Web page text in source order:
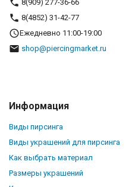
8(909) 277-36-66
8(4852) 31-42-77
Ежедневно 11:00-19:00
shop@piercingmarket.ru
Информация
Виды пирсинга
Виды украшений для пирсинга
Как выбрать материал
Размеры украшений